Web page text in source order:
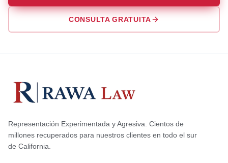
CONSULTA GRATUITA
Representación Experimentada y Agresiva. Cientos de
millones recuperados para nuestros clientes en todo el sur
de California.